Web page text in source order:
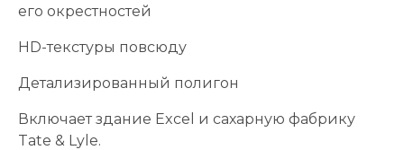
его окрестностей
HD-текстуры повсюду
Детализированный полигон
Включает здание Excel и сахарную фабрику
Tate & Lyle.